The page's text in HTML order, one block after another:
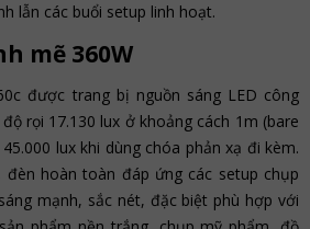
lẫn các buổi setup linh hoạt.
mẽ 360W
được trang bị nguồn sáng LED công
rọi 17.130 lux ở khoảng cách 1m (bare
lux khi dùng chóa phản xạ đi kèm.
đèn hoàn toàn đáp ứng các setup chụp
mạnh, sắc nét, đặc biệt phù hợp với